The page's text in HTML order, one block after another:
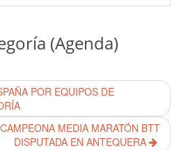
(Agenda)
POR EQUIPOS DE
MEDIA MARATÓN BTT
DISPUTADA EN ANTEQUERA